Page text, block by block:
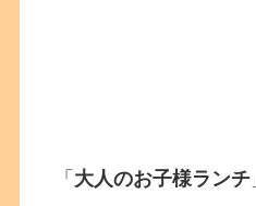
「 大人のお子様ランチ